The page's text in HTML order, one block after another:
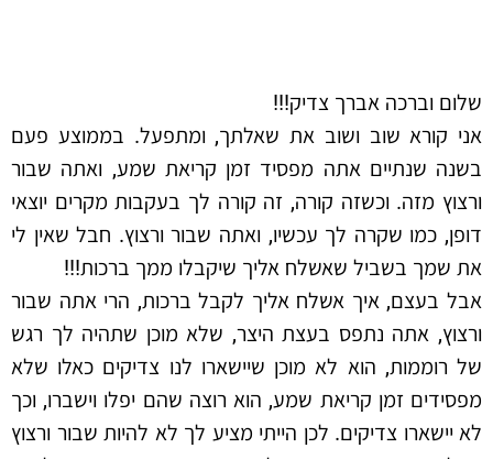
שלום וברכה אברך צדיק!!!
אני קורא שוב ושוב את שאלתך, ומתפעל. בממוצע פעם
בשנה שנתיים אתה מפסיד זמן קריאת שמע, ואתה שבור
ורצוץ מזה. וכשזה קורה, זה קורה לך בעקבות מקרים יוצאי
דופן, כמו שקרה לך עכשיו, ואתה שבור ורצוץ. חבל שאין לי
את שמך בשביל שאשלח אליך שיקבלו ממך ברכות!!!
אבל בעצם, איך אשלח אליך לקבל ברכות, הרי אתה שבור
ורצוץ, אתה נתפס בעצת היצר, שלא מוכן שתהיה לך רגש
של רוממות, הוא לא מוכן שיישארו לנו צדיקים כאלו שלא
מפסידים זמן קריאת שמע, הוא רוצה שהם יפלו וישברו, וכך
לא יישארו צדיקים. לכן הייתי מציע לך לא להיות שבור ורצוץ